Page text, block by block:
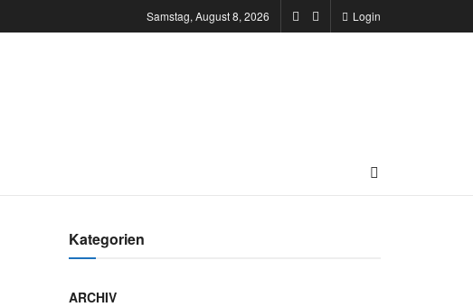
Samstag, August 8, 2026 Login
Kategorien
ARCHIV